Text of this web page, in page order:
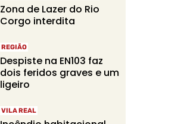
Zona de Lazer do Rio
Corgo interdita
REGIÃO
Despiste na EN103 faz
dois feridos graves e um
ligeiro
VILA REAL